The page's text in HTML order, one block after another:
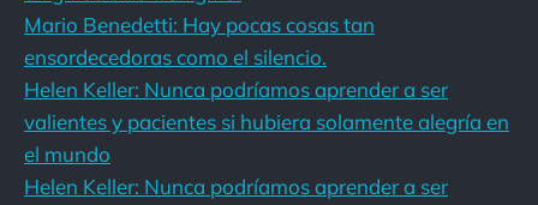
Mario Benedetti: Hay pocas cosas tan
ensordecedoras como el silencio.
Helen Keller: Nunca podríamos aprender a ser
valientes y pacientes si hubiera solamente alegría en
el mundo
Helen Keller: Nunca podríamos aprender a ser